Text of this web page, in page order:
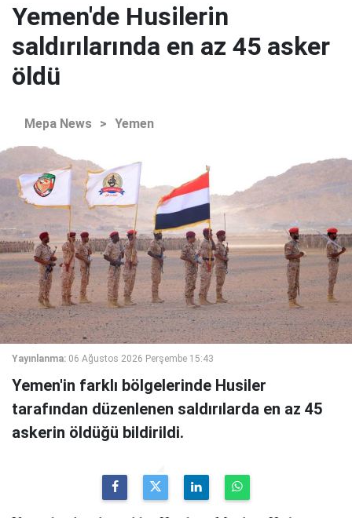
Yemen'de Husilerin
saldırılarında en az 45 asker
öldü
Mepa News > Yemen
Yayınlanma: 06 Ağustos 2026 Perşembe 15:43
Yemen'in farklı bölgelerinde Husiler
tarafından düzenlenen saldırılarda en az 45
askerin öldüğü bildirildi.